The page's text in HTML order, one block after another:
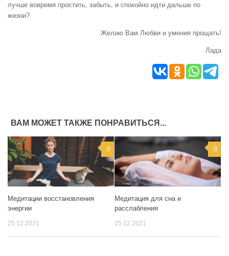
лучше вовремя простить, забыть, и спокойно идти дальше по
жизни?
Желаю Вам Любви и умения прощать!
Лада
ВАМ МОЖЕТ ТАКЖЕ ПОНРАВИТЬСЯ...
0
Медитации восстановления
энергии
25.12.2021
0
Медитация для сна и
расслабления
25.12.2021